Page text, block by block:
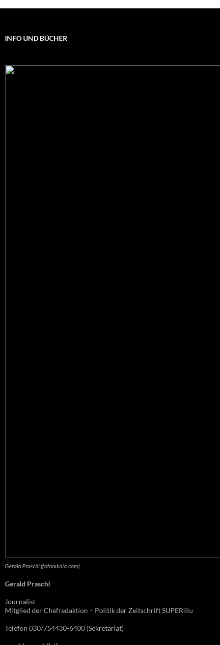
INFO UND BÜCHER
Gerald Praschl (fotonikola.com)
Gerald Praschl
Journalist
Mitglied der Chefredaktion – Politik der Zeitschrift SUPERillu
Telefon 030/754430-6400 (Sekretariat)